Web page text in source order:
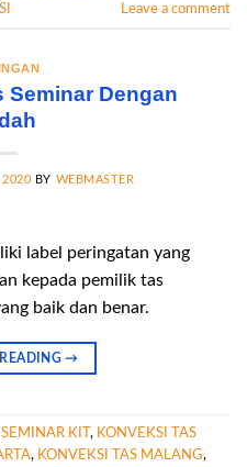
Leave a comment
Seminar Dengan
2020 BY WEBMASTER
label peringatan yang
kepada pemilik tas
baik dan benar.
→
KIT , KONVEKSI TAS
, KONVEKSI TAS MALANG,